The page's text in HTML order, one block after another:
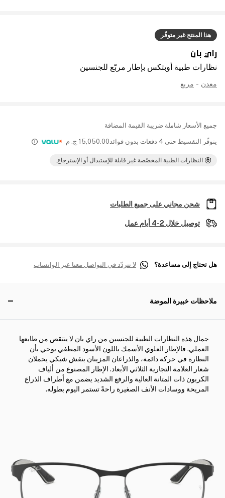
هذا المنتج غير متوفّر
راي بان
نظارات طبية أوبتكس بإطار مربّع للجنسين
معدن - مربع
جميع الأسعار شاملة ضريبة القيمة المضافة
يتوفّر التقسيط حتى 4 دفعات بدون فوائد 15,050.00 ج. م
النظارات الطبية المخصّصة غير قابلة للإستبدال أو الإسترجاع.
شحن مجاني على جميع الطلبات
توصيل خلال 2-4 أيام عمل
هل تحتاج إلى مساعدة؟ لا تتردّد في التواصل معنا عبر الواتساب
ملاحظات خبيرة الموضة
جمال هذه النظارات الطبية للجنسين من راي بان لا ينتقص من طابعها
العملي. فالإطار العلوي الأسمك باللون الأسود المطفي يوحي بأن
النظارة في حركة دائمة، والذراعان المزينان بنقش شبكي يحملان
شعار العلامة التجارية الثلاثي الأبعاد. الإطار المصنوع من ألياف
الكربون ذات المتانة العالية والرفع الشديد يضمن مع أطراف الذراع
المريحة ووسادات الأنف الصغيرة راحةً تستمر اليوم بطوله.